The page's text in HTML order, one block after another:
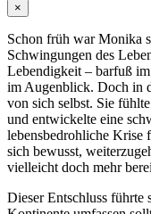
×
Schon früh war Monika
Schwingungen des
Lebendigkeit – barfuß
im Augenblick. Doch in
von sich selbst. Sie
und entwickelte eine
lebensbedrohliche Krise
sich bewusst,
vielleicht doch mehr
Dieser Entschluss führte